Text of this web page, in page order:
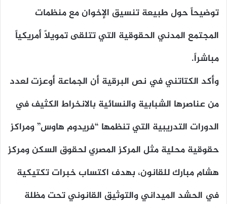
توضيحاً حول طبيعة تنسيق الإخوان مع منظمات
المجتمع المدني الحقوقية التي تتلقى تمويلاً أمريكياً
مباشراً.
وأكد الكتاتني في نص البرقية أن الجماعة أوعزت لعدد
من عناصرها الشبابية والنسائية بالانخراط الكثيف في
الدورات التدريبية التي تنظمها “فريدوم هاوس” ومراكز
حقوقية محلية مثل المركز المصري لحقوق السكن ومركز
هشام مبارك للقانون، بهدف اكتساب خبرات تكتيكية
في الحشد الميداني والتوثيق القانوني تحت مظلة